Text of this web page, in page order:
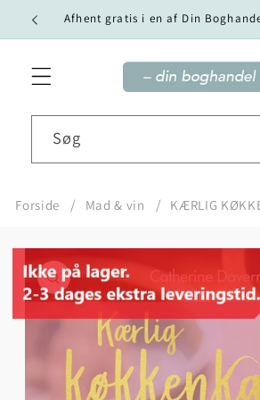
Gå til
indhold
Afhent gratis i en af Din
Søg
Forside Mad & vin KÆRLIG
Gå til
produktoplysninger